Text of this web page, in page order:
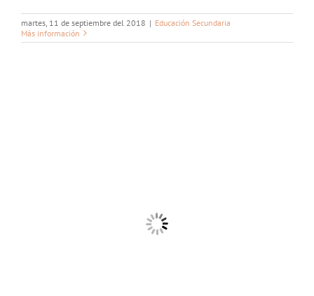
martes, 11 de septiembre del 2018 | Educación Secundaria
Más información